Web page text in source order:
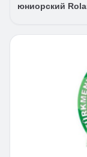
юниорский